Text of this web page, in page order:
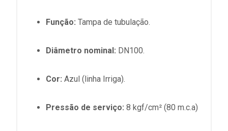
Função: Tampa de tubulação.
Diâmetro nominal: DN100.
Cor: Azul (linha Irriga).
Pressão de serviço: 8 kgf/cm² (80 m.c.a)